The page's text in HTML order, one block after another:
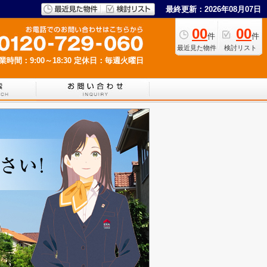
最終更新：2026年08月07日
00件
最近見た物件
00件
検討リスト
時間：9:00～18:30 定休日：毎週火曜日